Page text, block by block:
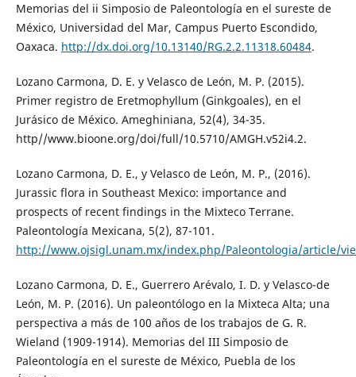
Memorias del ii Simposio de Paleontología en el sureste de
México, Universidad del Mar, Campus Puerto Escondido,
Oaxaca. http://dx.doi.org/10.13140/RG.2.2.11318.60484.
Lozano Carmona, D. E. y Velasco de León, M. P. (2015).
Primer registro de Eretmophyllum (Ginkgoales), en el
Jurásico de México. Ameghiniana, 52(4), 34-35.
http//www.bioone.org/doi/full/10.5710/AMGH.v52i4.2.
Lozano Carmona, D. E., y Velasco de León, M. P., (2016).
Jurassic flora in Southeast Mexico: importance and
prospects of recent findings in the Mixteco Terrane.
Paleontología Mexicana, 5(2), 87-101.
http://www.ojsigl.unam.mx/index.php/Paleontologia/article/
Lozano Carmona, D. E., Guerrero Arévalo, I. D. y Velasco-de
León, M. P. (2016). Un paleontólogo en la Mixteca Alta; una
perspectiva a más de 100 años de los trabajos de G. R.
Wieland (1909-1914). Memorias del III Simposio de
Paleontología en el sureste de México, Puebla de los